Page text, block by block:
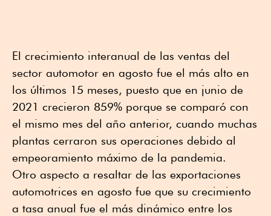
El crecimiento interanual de las ventas del
sector automotor en agosto fue el más alto en
los últimos 15 meses, puesto que en junio de
2021 crecieron 859% porque se comparó con
el mismo mes del año anterior, cuando muchas
plantas cerraron sus operaciones debido al
empeoramiento máximo de la pandemia.
Otro aspecto a resaltar de las exportaciones
automotrices en agosto fue que su crecimiento
a tasa anual fue el más dinámico entre los